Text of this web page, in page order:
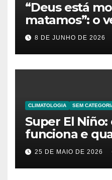
“Deus está
matamos”: o
significado da
Friedrich
8 DE JUNHO DE 2026
CLIMATOLOGIA SEM
Super El
funciona e
os impactos
climático
no mundo
25 DE MAIO DE 2026